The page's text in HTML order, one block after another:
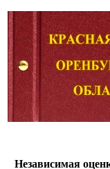
Независимая